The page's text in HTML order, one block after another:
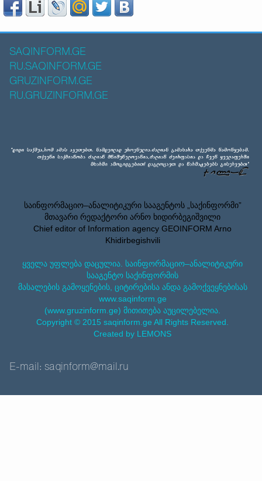
SAQINFORM.GE
RU.SAQINFORM.GE
GRUZINFORM.GE
RU.GRUZINFORM.GE
საინფორმაციო–ანალიტიკური სააგენტოს „საქინფორმი”
მთავარი რედაქტორი არნო ხიდირბეგიშვილი
Chief editor of Information agency GEOINFORM Arno
Khidirbegishvili
ყველა უფლება დაცულია. საინფორმაციო–ანალიტიკური
სააგენტო საქინფორმის
მასალების გამოყენების, ციტირებისა ანდა გამოქვეყნებისას
www.saqinform.ge
(www.gruzinform.ge) მითითება აუცილებელია.
Copyright © 2015 saqinform.ge All Rights Reserved.
Created by LEMONS
E-mail: saqinform@mail.ru